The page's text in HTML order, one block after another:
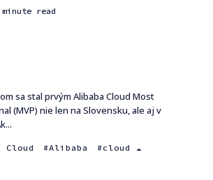
read
sa stal prvým Alibaba Cloud Most
(MVP) nie len na Slovensku, ale aj v
Cloud Alibaba cloud ☁️